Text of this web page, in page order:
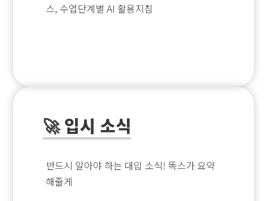
스, 수업단계별 AI 활용지침
🚀 입시 소식
반드시 알아야 하는 대입 소식! 똑스가 요약
해줄게